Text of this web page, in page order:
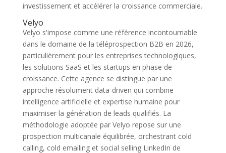
investissement et accélérer la croissance commerciale.
Velyo
Velyo s'impose comme une référence incontournable
dans le domaine de la téléprospection B2B en 2026,
particulièrement pour les entreprises technologiques,
les solutions SaaS et les startups en phase de
croissance. Cette agence se distingue par une
approche résolument data-driven qui combine
intelligence artificielle et expertise humaine pour
maximiser la génération de leads qualifiés. La
méthodologie adoptée par Velyo repose sur une
prospection multicanale équilibrée, orchestrant cold
calling, cold emailing et social selling LinkedIn de